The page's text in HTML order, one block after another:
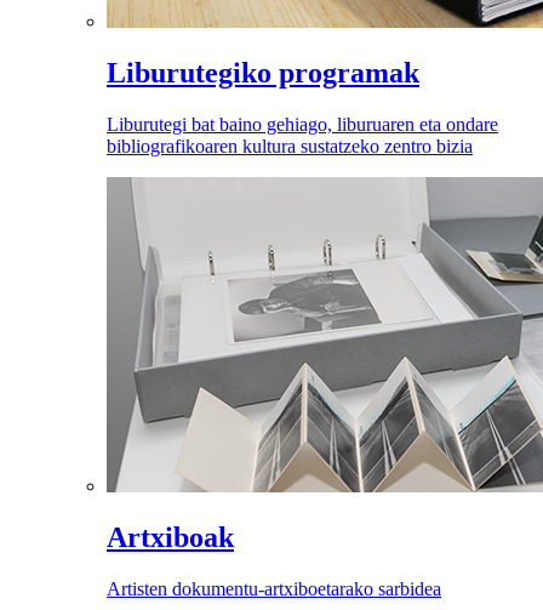
Liburutegiko programak
Liburutegi bat baino gehiago, liburuaren eta ondare
bibliografikoaren kultura sustatzeko zentro bizia
Artxiboak
Artisten dokumentu-artxiboetarako sarbidea